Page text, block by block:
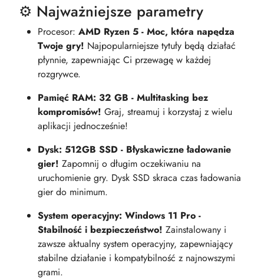
⚙️ Najważniejsze parametry
Procesor: AMD Ryzen 5 - Moc, która napędza
Twoje gry! Najpopularniejsze tytuły będą działać
płynnie, zapewniając Ci przewagę w każdej
rozgrywce.
Pamięć RAM: 32 GB - Multitasking bez
kompromisów! Graj, streamuj i korzystaj z wielu
aplikacji jednocześnie!
Dysk: 512GB SSD - Błyskawiczne ładowanie
gier! Zapomnij o długim oczekiwaniu na
uruchomienie gry. Dysk SSD skraca czas ładowania
gier do minimum.
System operacyjny: Windows 11 Pro -
Stabilność i bezpieczeństwo! Zainstalowany i
zawsze aktualny system operacyjny, zapewniający
stabilne działanie i kompatybilność z najnowszymi
grami.